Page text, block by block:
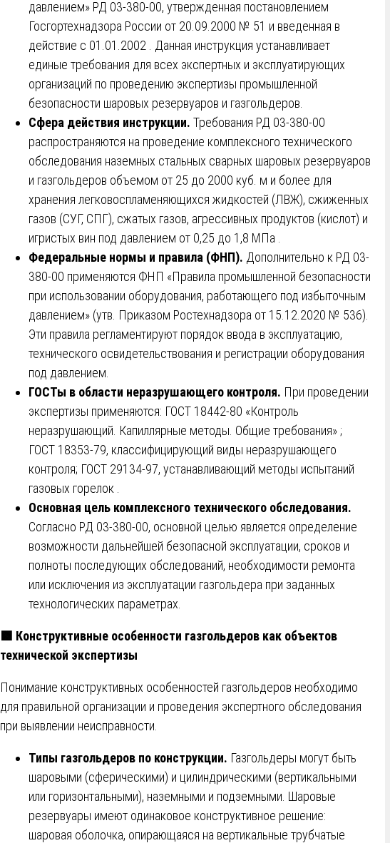
давлением» РД 03-380-00, утвержденная постановлением
Госгортехнадзора России от 20.09.2000 № 51 и введенная в
действие с 01.01.2002 . Данная инструкция устанавливает
единые требования для всех экспертных и эксплуатирующих
организаций по проведению экспертизы промышленной
безопасности шаровых резервуаров и газгольдеров.
Сфера действия инструкции. Требования РД 03-380-00
распространяются на проведение комплексного технического
обследования наземных стальных сварных шаровых резервуаров
и газгольдеров объемом от 25 до 2000 куб. м и более для
хранения легковоспламеняющихся жидкостей (ЛВЖ), сжиженных
газов (СУГ, СПГ), сжатых газов, агрессивных продуктов (кислот) и
игристых вин под давлением от 0,25 до 1,8 МПа .
Федеральные нормы и правила (ФНП). Дополнительно к РД 03-
380-00 применяются ФНП «Правила промышленной безопасности
при использовании оборудования, работающего под избыточным
давлением» (утв. Приказом Ростехнадзора от 15.12.2020 № 536).
Эти правила регламентируют порядок ввода в эксплуатацию,
технического освидетельствования и регистрации оборудования
под давлением.
ГОСТы в области неразрушающего контроля. При проведении
экспертизы применяются: ГОСТ 18442-80 «Контроль
неразрушающий. Капиллярные методы. Общие требования» ;
ГОСТ 18353-79, классифицирующий виды неразрушающего
контроля; ГОСТ 29134-97, устанавливающий методы испытаний
газовых горелок .
Основная цель комплексного технического обследования.
Согласно РД 03-380-00, основной целью является определение
возможности дальнейшей безопасной эксплуатации, сроков и
полноты последующих обследований, необходимости ремонта
или исключения из эксплуатации газгольдера при заданных
технологических параметрах.
🟩 Конструктивные особенности газгольдеров как объектов
технической экспертизы
Понимание конструктивных особенностей газгольдеров необходимо
для правильной организации и проведения экспертного обследования
при выявлении неисправности.
Типы газгольдеров по конструкции. Газгольдеры могут быть
шаровыми (сферическими) и цилиндрическими (вертикальными
или горизонтальными), наземными и подземными. Шаровые
резервуары имеют одинаковое конструктивное решение:
шаровая оболочка, опирающаяся на вертикальные трубчатые